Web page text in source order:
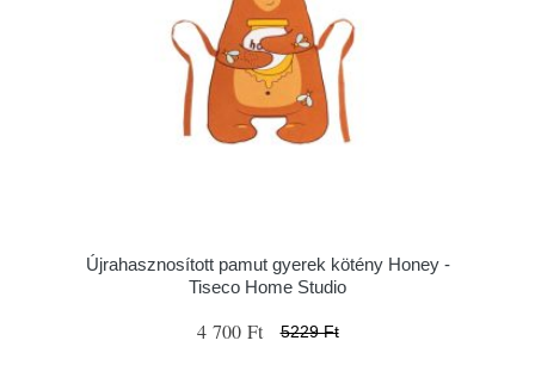
Újrahasznosított pamut gyerek kötény Honey -
Tiseco Home Studio
4 700 Ft 5229 Ft